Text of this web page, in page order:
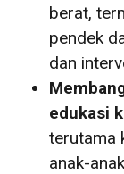
berat,
pendek
dan
edukasi
terutama
anak-